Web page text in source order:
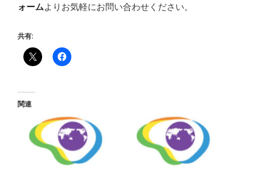
ォームよりお気軽にお問い合わせください。
共有:
関連